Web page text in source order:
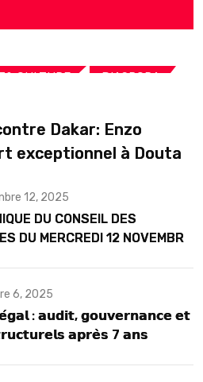
CULTURE DIASPORA
Dakar: Enzo
exceptionnel à Douta
12, 2025
DU CONSEIL DES
DU MERCREDI 12 NOVEMBRE
6, 2025
: 𝗮𝘂𝗱𝗶𝘁, 𝗴𝗼𝘂𝘃𝗲𝗿𝗻𝗮𝗻𝗰𝗲 𝗲𝘁
𝗮𝗽𝗿𝗲̀𝘀 7 𝗮𝗻𝘀